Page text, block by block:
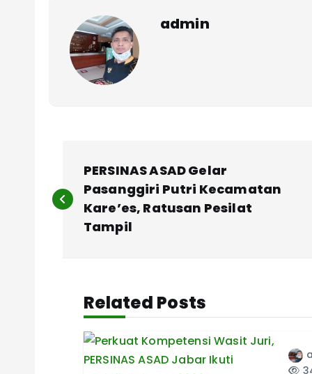
admin
o
PERSINAS ASAD Gelar
Pasanggiri Putri Kecamatan
Kare’es, Ratusan Pesilat
Tampil
Related Posts